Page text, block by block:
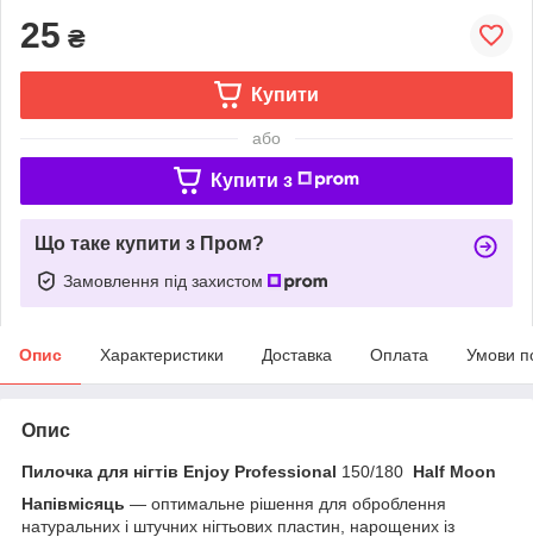
25 ₴
Купити
або
Купити з
Що таке купити з Пром?
Замовлення під захистом
Опис Характеристики Доставка Оплата Умови
Опис
Пилочка для нігтів Enjoy Professional 150/180 Half Moon
Напівмісяць — оптимальне рішення для оброблення
натуральних і штучних нігтьових пластин, нарощених із